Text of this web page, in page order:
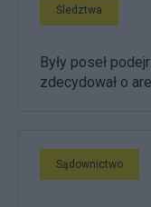
Śledztwa
Były poseł
zdecydował o
Sądownictwo